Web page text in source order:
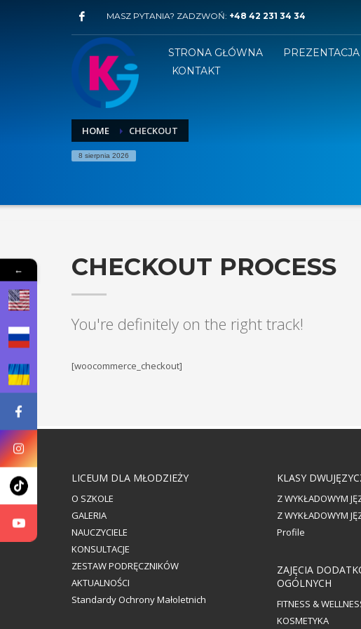
MASZ PYTANIA? ZADZWOŃ: +48 42 231 34 34
STRONA GŁÓWNA PREZENTACJA
KONTAKT
HOME CHECKOUT
8 sierpnia 2026
CHECKOUT PROCESS
You're definitely on the right track!
[woocommerce_checkout]
LICEUM DLA MŁODZIEŻY
O SZKOLE
GALERIA
NAUCZYCIELE
KONSULTACJE
ZESTAW PODRĘCZNIKÓW
AKTUALNOŚCI
Standardy Ochrony Małoletnich
KLASY
Z WYKŁADOWYM
Z WYKŁADOWYM
Profile
ZAJĘCIA
OGÓLNYCH
FITNESS &
KOSMETYKA
←